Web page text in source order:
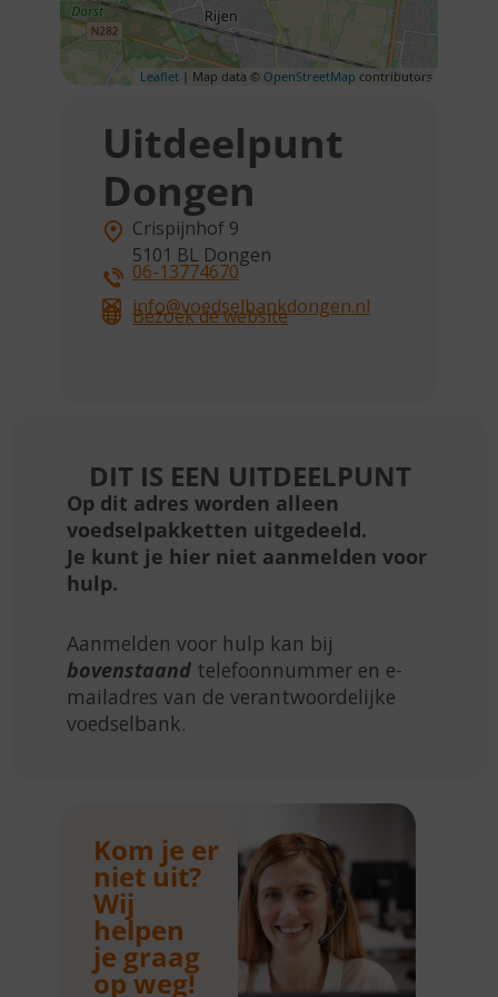
Leaflet | Map data © OpenStreetMap contributors
Uitdeelpunt
Dongen
Crispijnhof 9
5101 BL Dongen
06-13774670
info@voedselbankdongen.nl
Bezoek de website
DIT IS EEN UITDEELPUNT
Op dit adres worden alleen
voedselpakketten uitgedeeld.
Je kunt je hier niet aanmelden voor
hulp.
Aanmelden voor hulp kan bij
bovenstaand telefoonnummer en e-
mailadres van de verantwoordelijke
voedselbank.
Kom je er
niet uit?
Wij
helpen
je graag
op weg!